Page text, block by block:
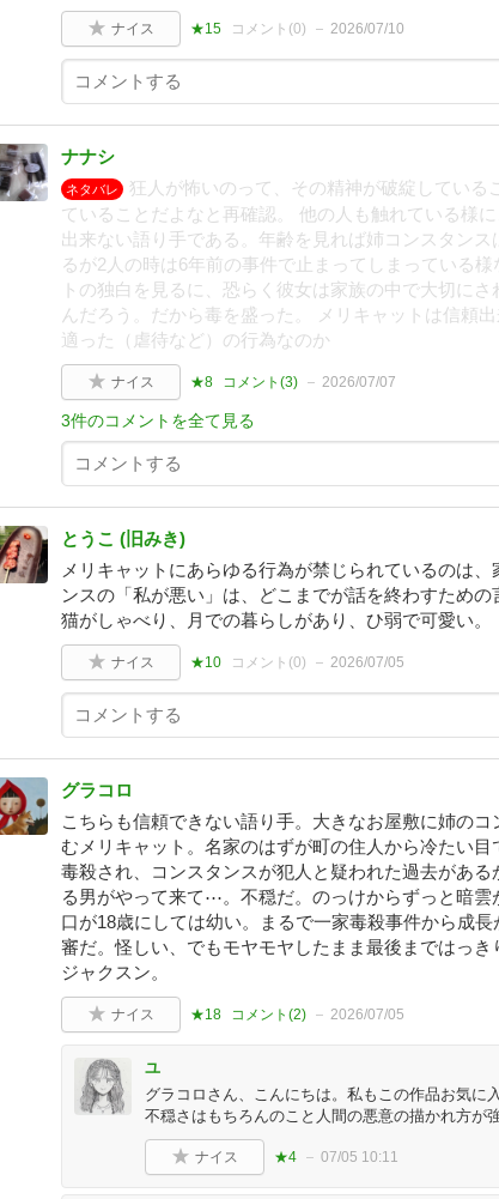
ナイス ★15 コメント(0) 2026/07/10
ナナシ
ネタバレ
狂人が怖いのって、その精神が破綻している
ていることだよなと再確認。 他の人も触れている様
出来ない語り手である。年齢を見れば姉コンスタン
るが2人の時は6年前の事件で止まってしまっている
トの独白を見るに、恐らく彼女は家族の中で大切に
んだろう。だから毒を盛った。 メリキャットは信頼
適った（虐待など）の行為なのか
ナイス ★8 コメント(3) 2026/07/07
3件のコメントを全て見る
とうこ (旧みき)
メリキャットにあらゆる行為が禁じられているのは
ンスの「私が悪い」は、どこまでが話を終わすための
猫がしゃべり、月での暮らしがあり、ひ弱で可愛い。
ナイス ★10 コメント(0) 2026/07/05
グラコロ
こちらも信頼できない語り手。大きなお屋敷に姉の
むメリキャット。名家のはずが町の住人から冷たい
毒殺され、コンスタンスが犯人と疑われた過去があ
る男がやって来て⋯。不穏だ。のっけからずっと暗雲
口が18歳にしては幼い。まるで一家毒殺事件から成
審だ。怪しい、でもモヤモヤしたまま最後まではっき
ジャクスン。
ナイス ★18 コメント(2) 2026/07/05
ユ
グラコロさん、こんにちは。私もこの作品お気に
不穏さはもちろんのこと人間の悪意の描かれ方が
ナイス ★4 07/05 10:11